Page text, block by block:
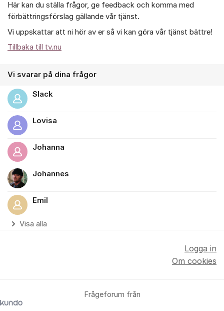
Här kan du ställa frågor, ge feedback och komma med
förbättringsförslag gällande vår tjänst.
Vi uppskattar att ni hör av er så vi kan göra vår tjänst bättre!
Tillbaka till tv.nu
Vi svarar på dina frågor
Slack
Lovisa
Johanna
Johannes
Emil
Visa alla
Frågeforum från
Logga in
Om cookies